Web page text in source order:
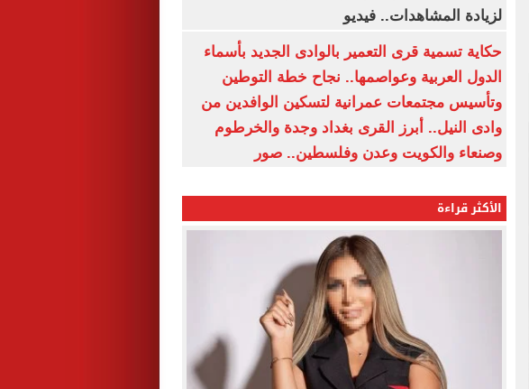
لزيادة المشاهدات.. فيديو
حكاية تسمية قرى التعمير بالوادى الجديد بأسماء
الدول العربية وعواصمها.. نجاح خطة التوطين
وتأسيس مجتمعات عمرانية لتسكين الوافدين من
وادى النيل.. أبرز القرى بغداد وجدة والخرطوم
وصنعاء والكويت وعدن وفلسطين.. صور
الأكثر قراءة